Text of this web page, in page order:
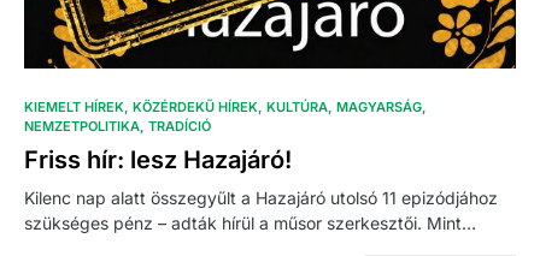
KIEMELT HÍREK KÖZÉRDEKŰ HÍREK KULTÚRA MAGYARSÁG
NEMZETPOLITIKA TRADÍCIÓ
Friss hír: lesz Hazajáró!
Kilenc nap alatt összegyűlt a Hazajáró utolsó 11 epizódjához
szükséges pénz – adták hírül a műsor szerkesztői. Mint…